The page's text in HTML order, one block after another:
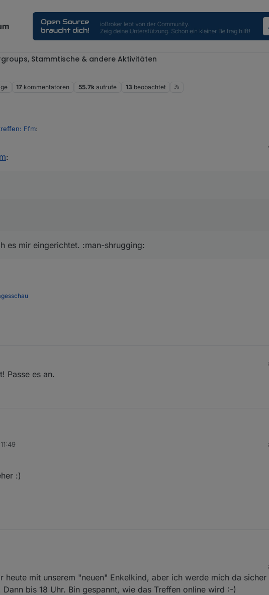
Stammtische & andere Aktivitäten
17 kommentatoren 55.7k aufrufe 13 beobachtet
Ffm:
16 Uhr online!
:
es mir eingerichtet. :man-shrugging:
Passe es an.
keine und b muss ich dann ja rasieren
:)
Pflicht, gute Laune eher :)
es auch nicht..
heute mit unserem "neuen" Enkelkind, aber ich werde mich da sicher
bis 18 Uhr. Bin gespannt, wie das Treffen online wird :-)